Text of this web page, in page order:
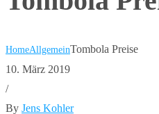
HomeAllgemeinTombola Preise
10. März 2019
/
By Jens Kohler